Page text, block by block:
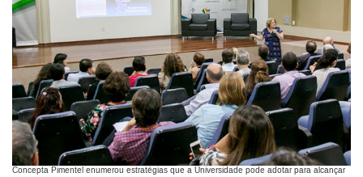
Concepta Pimentel enumerou estratégias que a Universidade pode adotar para alcançar